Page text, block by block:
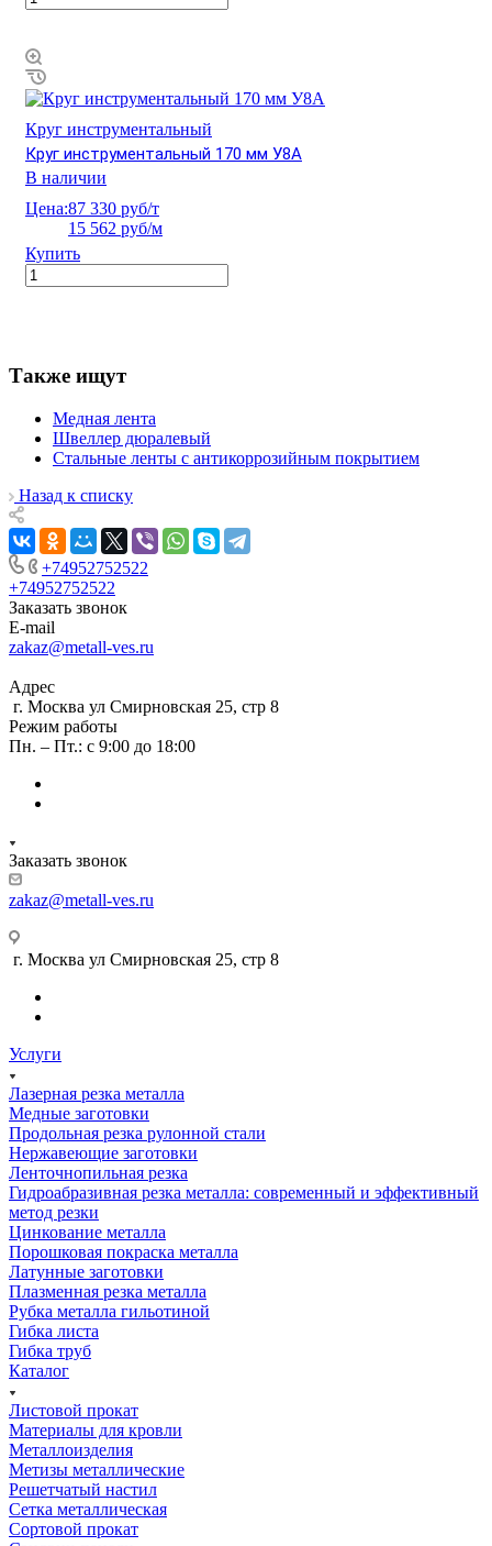
Круг инструментальный
Круг инструментальный 170 мм У8А
В наличии
Цена:87 330 руб/т
15 562 руб/м
Купить
Также ищут
Медная лента
Швеллер дюралевый
Стальные ленты с антикоррозийным покрытием
Назад к списку
+74952752522
+74952752522
Заказать звонок
E-mail
zakaz@metall-ves.ru
Адрес
г. Москва ул Смирновская 25, стр 8
Режим работы
Пн. – Пт.: с 9:00 до 18:00
Заказать звонок
zakaz@metall-ves.ru
г. Москва ул Смирновская 25, стр 8
Услуги
Лазерная резка металла
Медные заготовки
Продольная резка рулонной стали
Нержавеющие заготовки
Ленточнопильная резка
Гидроабразивная резка металла: современный и эффективный
метод резки
Цинкование металла
Порошковая покраска металла
Латунные заготовки
Плазменная резка металла
Рубка металла гильотиной
Гибка листа
Гибка труб
Каталог
Листовой прокат
Материалы для кровли
Металлоизделия
Метизы металлические
Решетчатый настил
Сетка металлическая
Сортовой прокат